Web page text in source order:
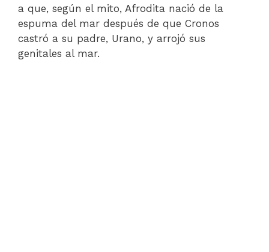
a que, según el mito, Afrodita nació de la
espuma del mar después de que Cronos
castró a su padre, Urano, y arrojó sus
genitales al mar.